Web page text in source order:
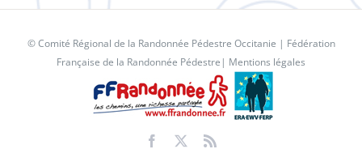
© Comité Régional de la Randonnée Pédestre Occitanie | Fédération
Française de la Randonnée Pédestre | Mentions légales
Facebook